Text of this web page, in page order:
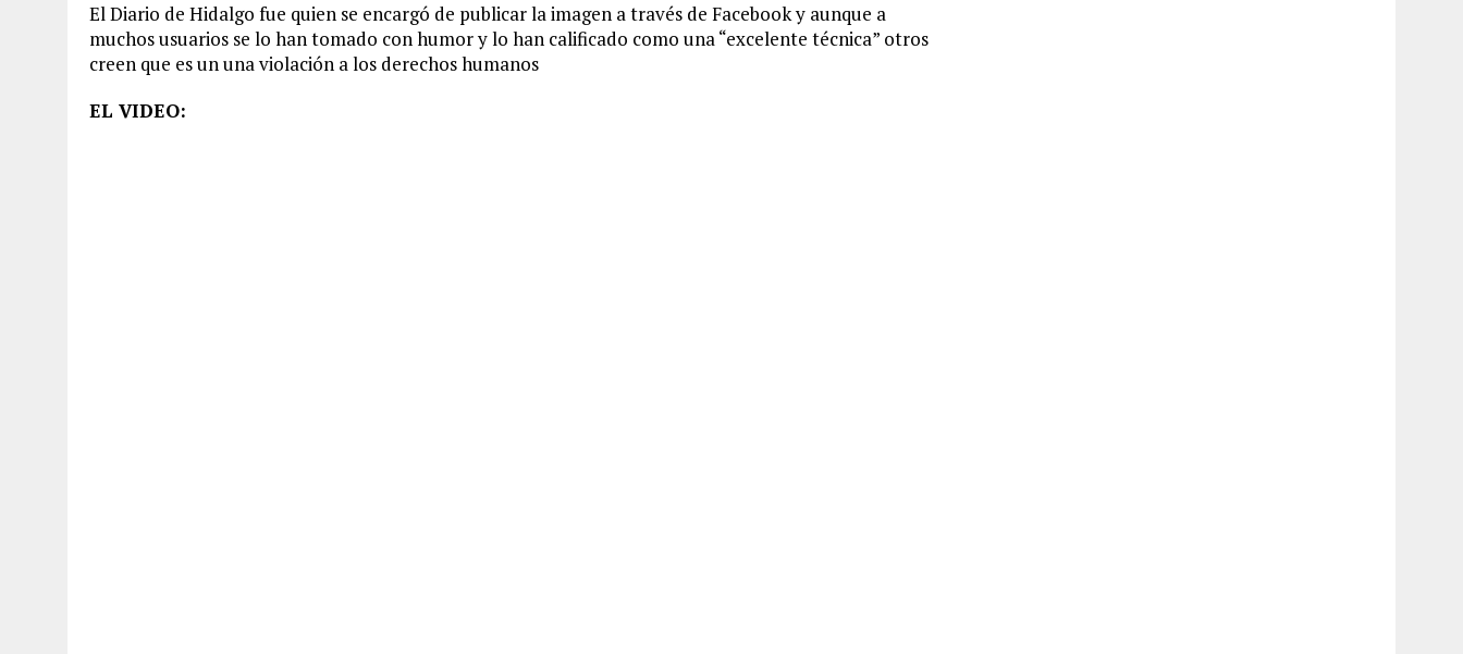
El Diario de Hidalgo fue quien se encargó de publicar la imagen a través de Facebook y aunque a
muchos usuarios se lo han tomado con humor y lo han calificado como una “excelente técnica” otros
creen que es un una violación a los derechos humanos
EL VIDEO: